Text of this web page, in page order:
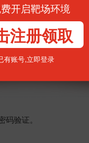
收藏 分享到
KEY 发表解题思路
验证。
开启靶场环境
注册领取
有账号,立即登录